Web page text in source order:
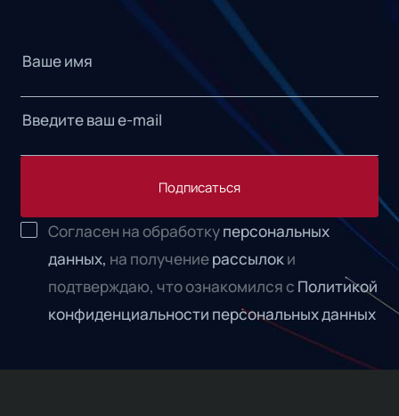
Подписаться
Согласен на обработкуперсональных
данных, на получениерассылоки
подтверждаю, что ознакомился с Политикой
конфиденциальности персональных данных